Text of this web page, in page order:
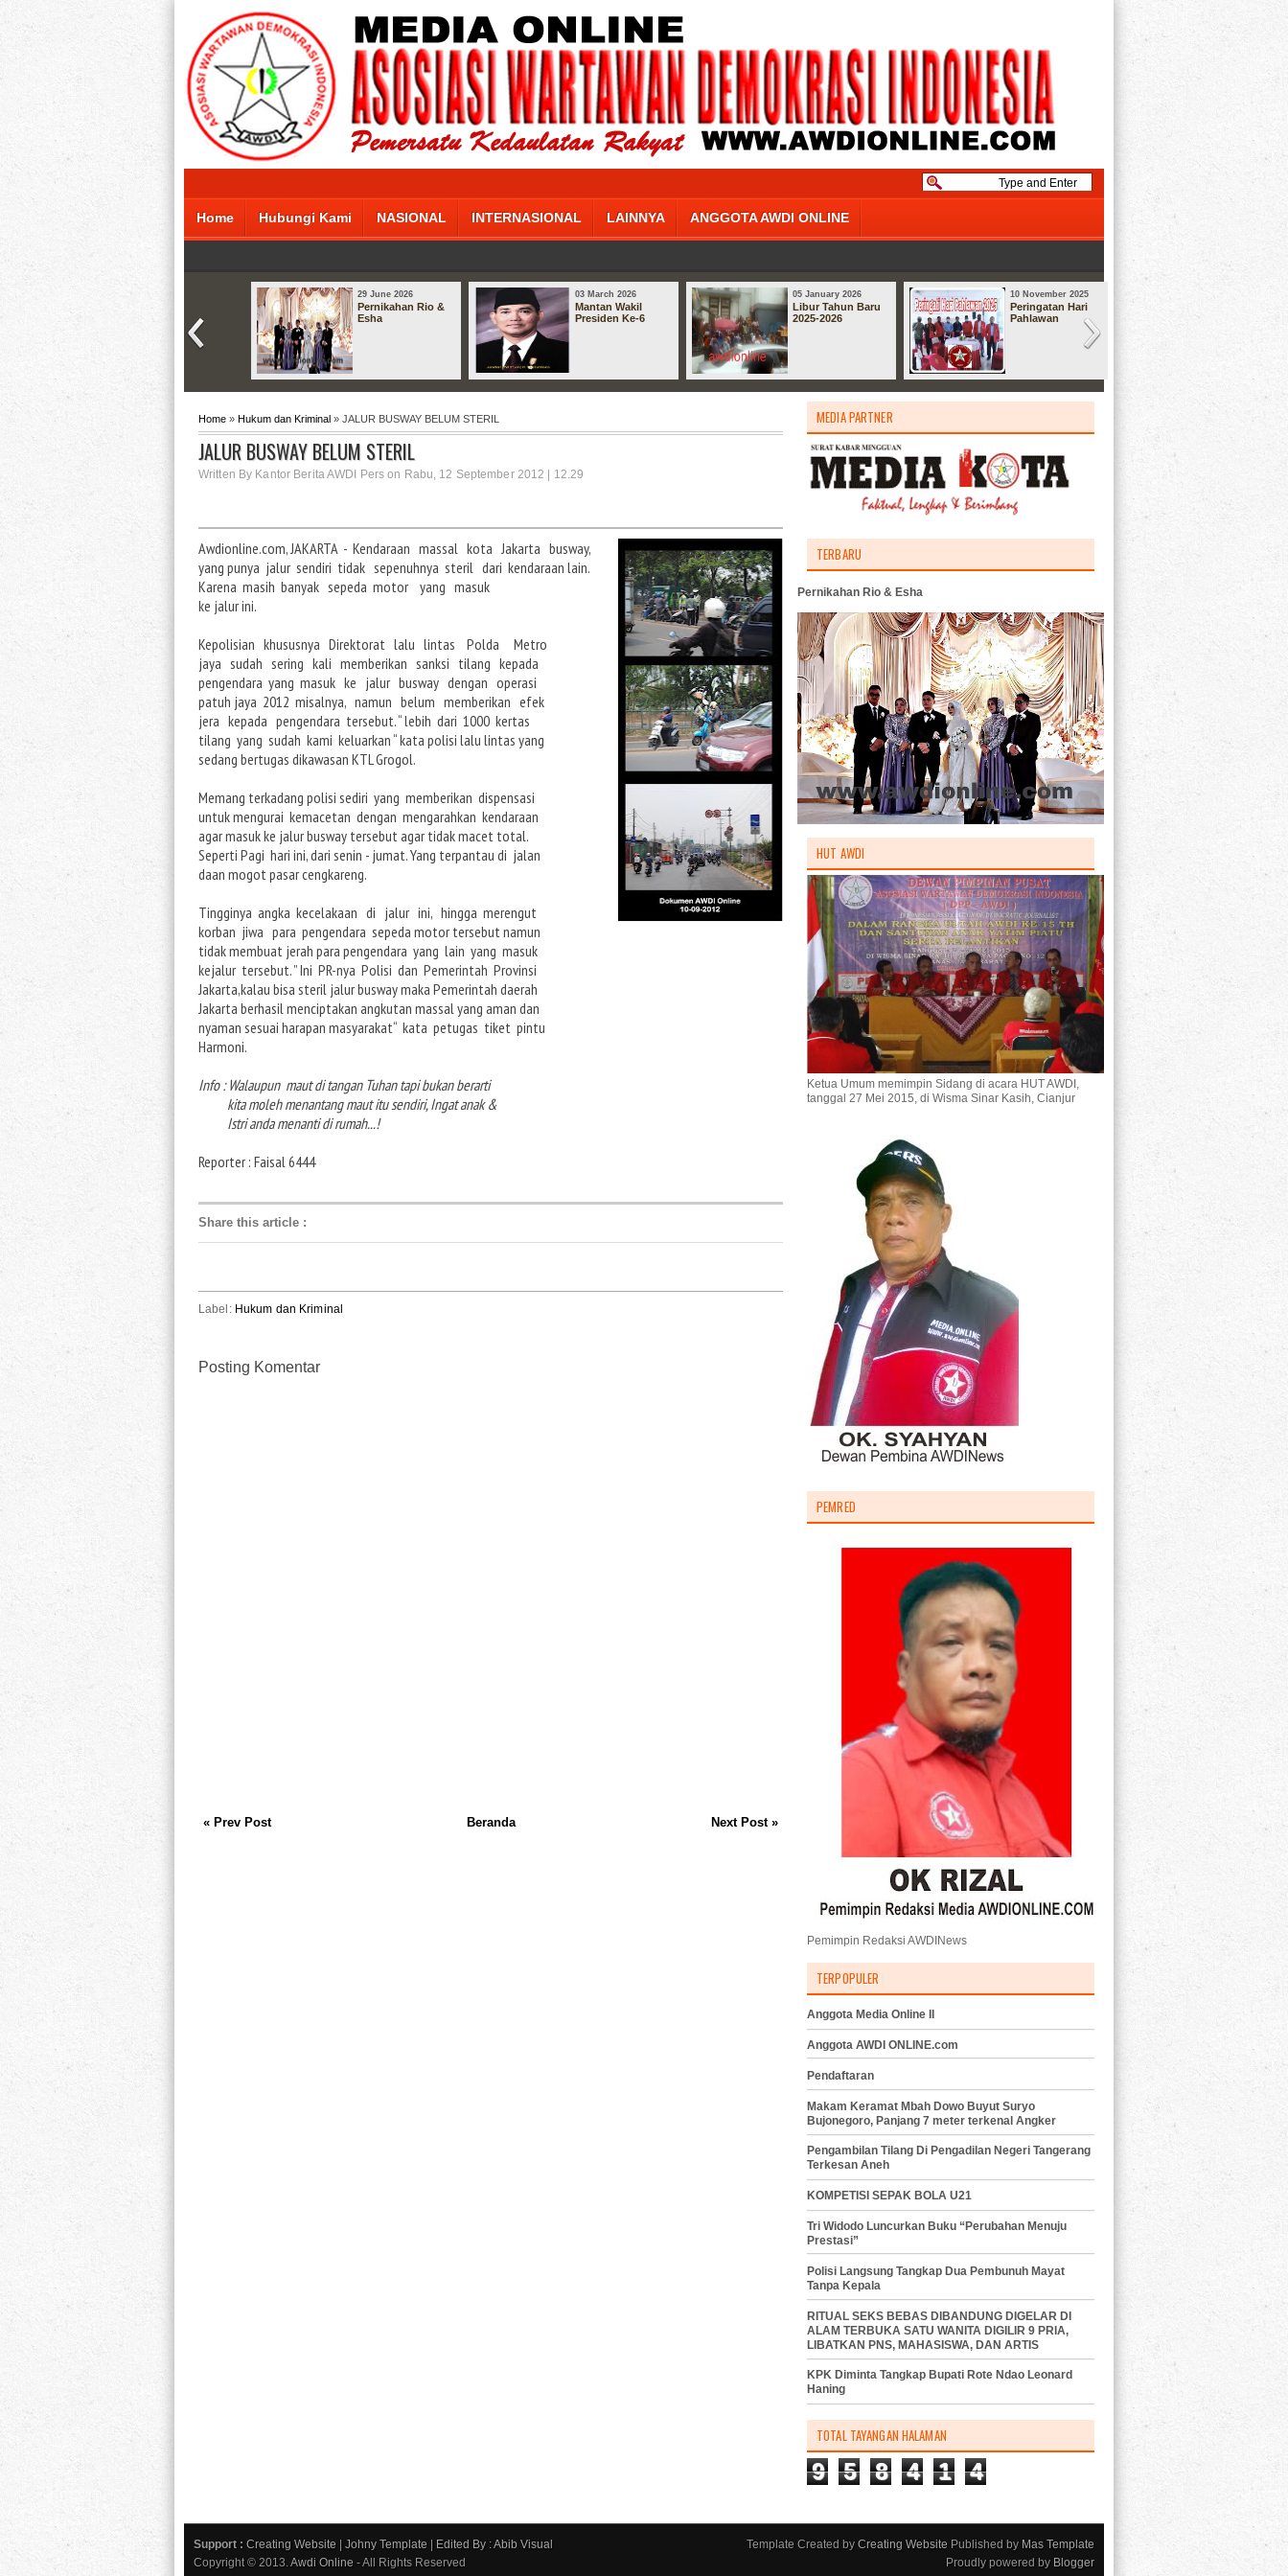
Home Hubungi Kami NASIONAL INTERNASIONAL LAINNYA ANGGOTA AWDI ONLINE
29 June 2026
Pernikahan Rio &
Esha
03 March 2026
Mantan Wakil
Presiden Ke-6
05 January 2026
Libur Tahun Baru
2025-2026
10 November 2025
Peringatan Hari
Pahlawan
Home » Hukum dan Kriminal » JALUR BUSWAY BELUM STERIL
JALUR BUSWAY BELUM STERIL
Written By Kantor Berita AWDI Pers on Rabu, 12 September 2012 | 12.29
Awdionline.com, JAKARTA - Kendaraan massal kota Jakarta busway,
yang punya jalur sendiri tidak sepenuhnya steril dari kendaraan lain.
Karena masih banyak sepeda motor yang masuk
ke jalur ini.
Kepolisian khususnya Direktorat lalu lintas Polda Metro
jaya sudah sering kali memberikan sanksi tilang kepada
pengendara yang masuk ke jalur busway dengan operasi
patuh jaya 2012 misalnya, namun belum memberikan efek
jera kepada pengendara tersebut. “ lebih dari 1000 kertas
tilang yang sudah kami keluarkan “ kata polisi lalu lintas yang
sedang bertugas dikawasan KTL Grogol.
Memang terkadang polisi sediri yang memberikan dispensasi
untuk mengurai kemacetan dengan mengarahkan kendaraan
agar masuk ke jalur busway tersebut agar tidak macet total.
Seperti Pagi hari ini, dari senin - jumat. Yang terpantau di jalan
daan mogot pasar cengkareng.
Tingginya angka kecelakaan di jalur ini, hingga merengut
korban jiwa para pengendara sepeda motor tersebut namun
tidak membuat jerah para pengendara yang lain yang masuk
kejalur tersebut. ” Ini PR-nya Polisi dan Pemerintah Provinsi
Jakarta,kalau bisa steril jalur busway maka Pemerintah daerah
Jakarta berhasil menciptakan angkutan massal yang aman dan
nyaman sesuai harapan masyarakat“ kata petugas tiket pintu
Harmoni.
Info : Walaupun maut di tangan Tuhan tapi bukan berarti
kita moleh menantang maut itu sendiri, Ingat anak &
Istri anda menanti di rumah...!
Reporter : Faisal 6444
Share this article :
Label: Hukum dan Kriminal
Posting Komentar
« Prev Post Next Post »
Beranda
MEDIA PARTNER
TERBARU
Pernikahan Rio & Esha
HUT AWDI
Ketua Umum memimpin Sidang di acara HUT AWDI,
tanggal 27 Mei 2015, di Wisma Sinar Kasih, Cianjur
PEMRED
Pemimpin Redaksi AWDINews
TERPOPULER
Anggota Media Online II
Anggota AWDI ONLINE.com
Pendaftaran
Makam Keramat Mbah Dowo Buyut Suryo
Bujonegoro, Panjang 7 meter terkenal Angker
Pengambilan Tilang Di Pengadilan Negeri Tangerang
Terkesan Aneh
KOMPETISI SEPAK BOLA U21
Tri Widodo Luncurkan Buku “Perubahan Menuju
Prestasi”
Polisi Langsung Tangkap Dua Pembunuh Mayat
Tanpa Kepala
RITUAL SEKS BEBAS DIBANDUNG DIGELAR DI
ALAM TERBUKA SATU WANITA DIGILIR 9 PRIA,
LIBATKAN PNS, MAHASISWA, DAN ARTIS
KPK Diminta Tangkap Bupati Rote Ndao Leonard
Haning
TOTAL TAYANGAN HALAMAN
9 5 8 4 1 4
Support : Creating Website | Johny Template | Edited By : Abib Visual
Copyright © 2013. Awdi Online - All Rights Reserved
Template Created by Creating Website Published by Mas Template
Proudly powered by Blogger